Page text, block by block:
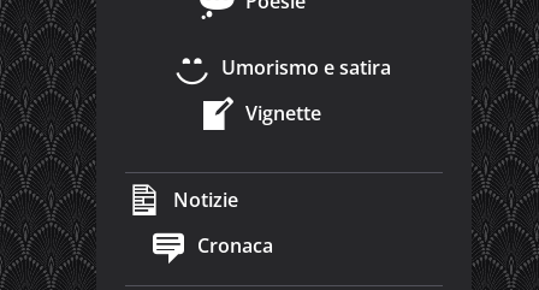
Umorismo e satira
Vignette
Notizie
Cronaca